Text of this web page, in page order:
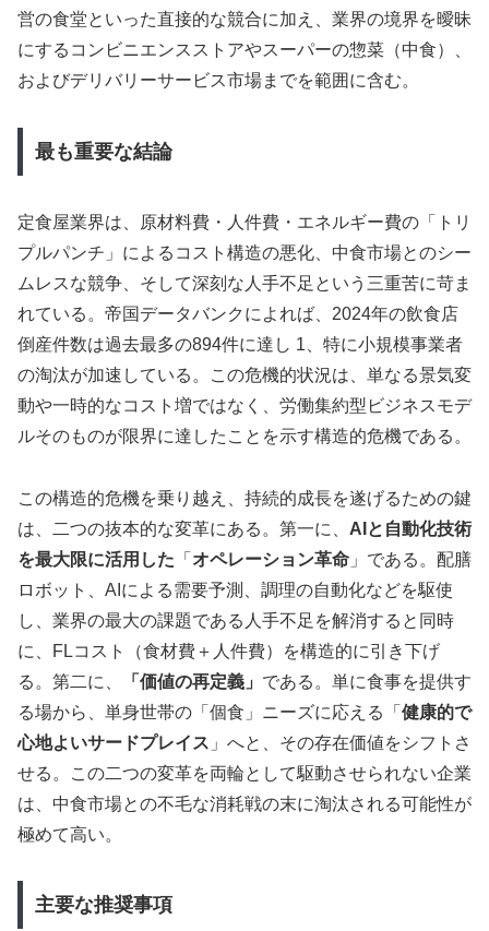
営の食堂といった直接的な競合に加え、業界の境界を曖昧
にするコンビニエンスストアやスーパーの惣菜（中食）、
およびデリバリーサービス市場までを範囲に含む。
最も重要な結論
定食屋業界は、原材料費・人件費・エネルギー費の「トリ
プルパンチ」によるコスト構造の悪化、中食市場とのシー
ムレスな競争、そして深刻な人手不足という三重苦に苛ま
れている。帝国データバンクによれば、2024年の飲食店
倒産件数は過去最多の894件に達し 1、特に小規模事業者
の淘汰が加速している。この危機的状況は、単なる景気変
動や一時的なコスト増ではなく、労働集約型ビジネスモデ
ルそのものが限界に達したことを示す構造的危機である。
この構造的危機を乗り越え、持続的成長を遂げるための鍵
は、二つの抜本的な変革にある。第一に、 AIと自動化技術
を最大限に活用した 「 オペレーション革命 」である。配膳
ロボット、AIによる需要予測、調理の自動化などを駆使
し、業界の最大の課題である人手不足を解消すると同時
に、FLコスト（食材費＋人件費）を構造的に引き下げ
る。第二に、
「価値の再定義」 である。単に食事を提供す
る場から、単身世帯の「個食」ニーズに応える「 健康的で
心地よいサードプレイス 」へと、その存在価値をシフトさ
せる。この二つの変革を両輪として駆動させられない企業
は、中食市場との不毛な消耗戦の末に淘汰される可能性が
極めて高い。
主要な推奨事項